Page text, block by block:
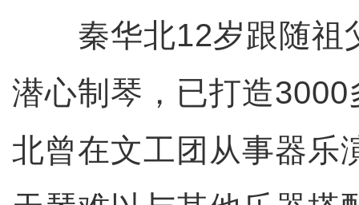
秦华北12岁跟随祖
潜心制琴，已打造
北曾在文工团从事器乐